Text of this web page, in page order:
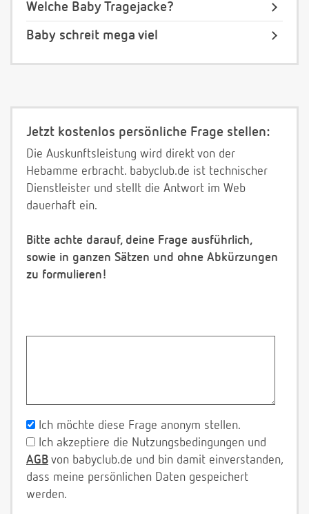
Welche Baby Tragejacke?
Baby schreit mega viel
Jetzt kostenlos persönliche Frage stellen:
Die Auskunftsleistung wird direkt von der
Hebamme erbracht. babyclub.de ist technischer
Dienstleister und stellt die Antwort im Web
dauerhaft ein.
Bitte achte darauf, deine Frage ausführlich,
sowie in ganzen Sätzen und ohne Abkürzungen
zu formulieren!
Ich möchte diese Frage anonym stellen.
Ich akzeptiere die Nutzungsbedingungen und
AGB von babyclub.de und bin damit einverstanden,
dass meine persönlichen Daten gespeichert
werden.